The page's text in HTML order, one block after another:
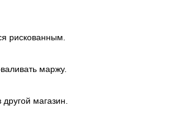
рискованным.
маржу.
магазин.